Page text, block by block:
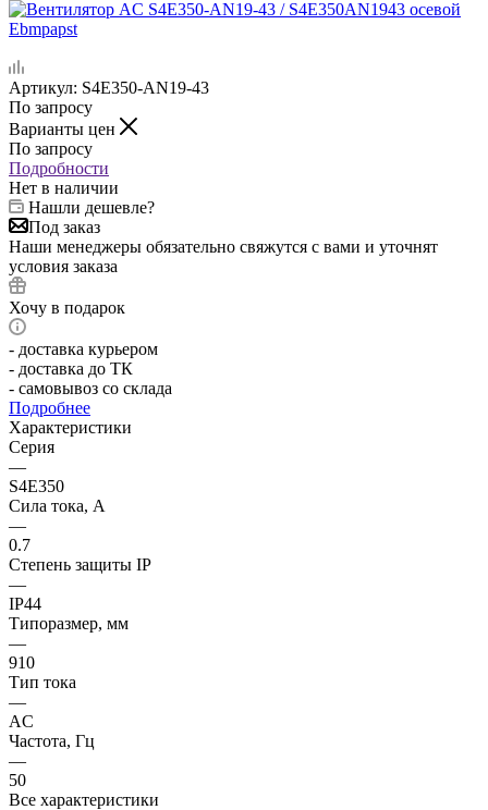
Артикул: S4E350-AN19-43
По запросу
Варианты цен
По запросу
Подробности
Нет в наличии
Нашли дешевле?
Под заказ
Наши менеджеры обязательно свяжутся с вами и уточнят
условия заказа
Хочу в подарок
- доставка курьером
- доставка до ТК
- самовывоз со склада
Подробнее
Характеристики
Серия
—
S4E350
Сила тока, А
—
0.7
Степень защиты IP
—
IP44
Типоразмер, мм
—
910
Тип тока
—
AC
Частота, Гц
—
50
Все характеристики